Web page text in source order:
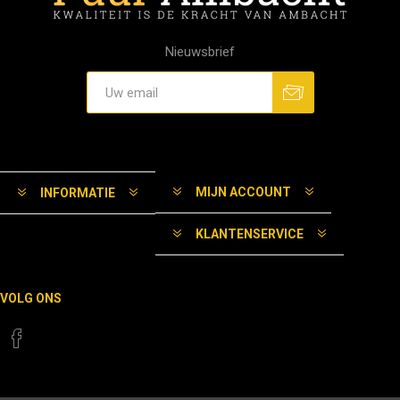
Nieuwsbrief
INFORMATIE MIJN ACCOUNT
KLANTENSERVICE
VOLG ONS